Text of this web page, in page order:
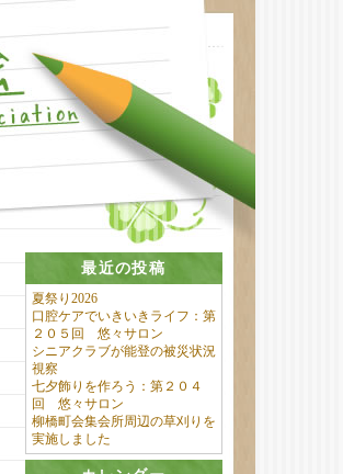
最近の投稿
夏祭り2026
口腔ケアでいきいきライフ：第
２０５回 悠々サロン
シニアクラブが能登の被災状況
視察
七夕飾りを作ろう：第２０４
回 悠々サロン
柳橋町会集会所周辺の草刈りを
実施しました